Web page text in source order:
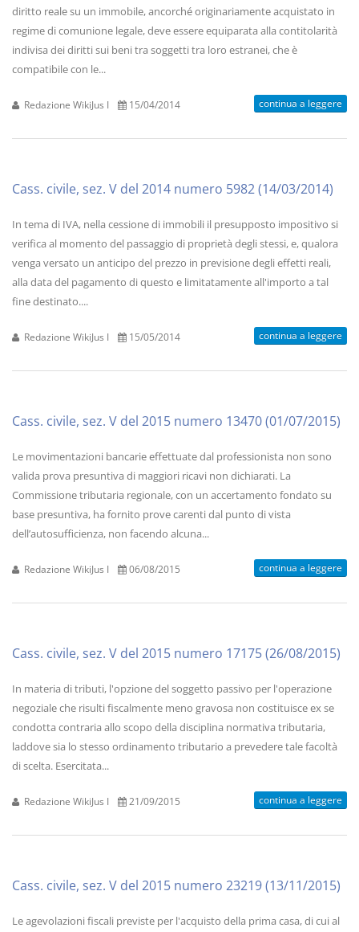
diritto reale su un immobile, ancorché originariamente acquistato in
regime di comunione legale, deve essere equiparata alla contitolarità
indivisa dei diritti sui beni tra soggetti tra loro estranei, che è
compatibile con le...
Redazione WikiJus I 15/04/2014 continua a leggere
Cass. civile, sez. V del 2014 numero 5982 (14/03/2014)
In tema di IVA, nella cessione di immobili il presupposto impositivo si
verifica al momento del passaggio di proprietà degli stessi, e, qualora
venga versato un anticipo del prezzo in previsione degli effetti reali,
alla data del pagamento di questo e limitatamente all'importo a tal
fine destinato....
Redazione WikiJus I 15/05/2014 continua a leggere
Cass. civile, sez. V del 2015 numero 13470 (01/07/2015)
Le movimentazioni bancarie effettuate dal professionista non sono
valida prova presuntiva di maggiori ricavi non dichiarati. La
Commissione tributaria regionale, con un accertamento fondato su
base presuntiva, ha fornito prove carenti dal punto di vista
dell’autosufficienza, non facendo alcuna...
Redazione WikiJus I 06/08/2015 continua a leggere
Cass. civile, sez. V del 2015 numero 17175 (26/08/2015)
In materia di tributi, l'opzione del soggetto passivo per l'operazione
negoziale che risulti fiscalmente meno gravosa non costituisce ex se
condotta contraria allo scopo della disciplina normativa tributaria,
laddove sia lo stesso ordinamento tributario a prevedere tale facoltà
di scelta. Esercitata...
Redazione WikiJus I 21/09/2015 continua a leggere
Cass. civile, sez. V del 2015 numero 23219 (13/11/2015)
Le agevolazioni fiscali previste per l'acquisto della prima casa, di cui al